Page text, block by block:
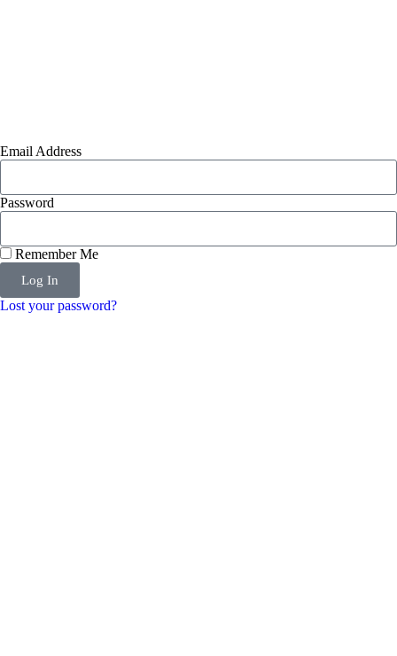
Email Address
Password
Remember Me
Log In
Lost your password?